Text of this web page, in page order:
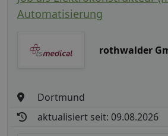
Automatisierung
rothwalder
Dortmund
aktualisiert seit: 09.08.2026